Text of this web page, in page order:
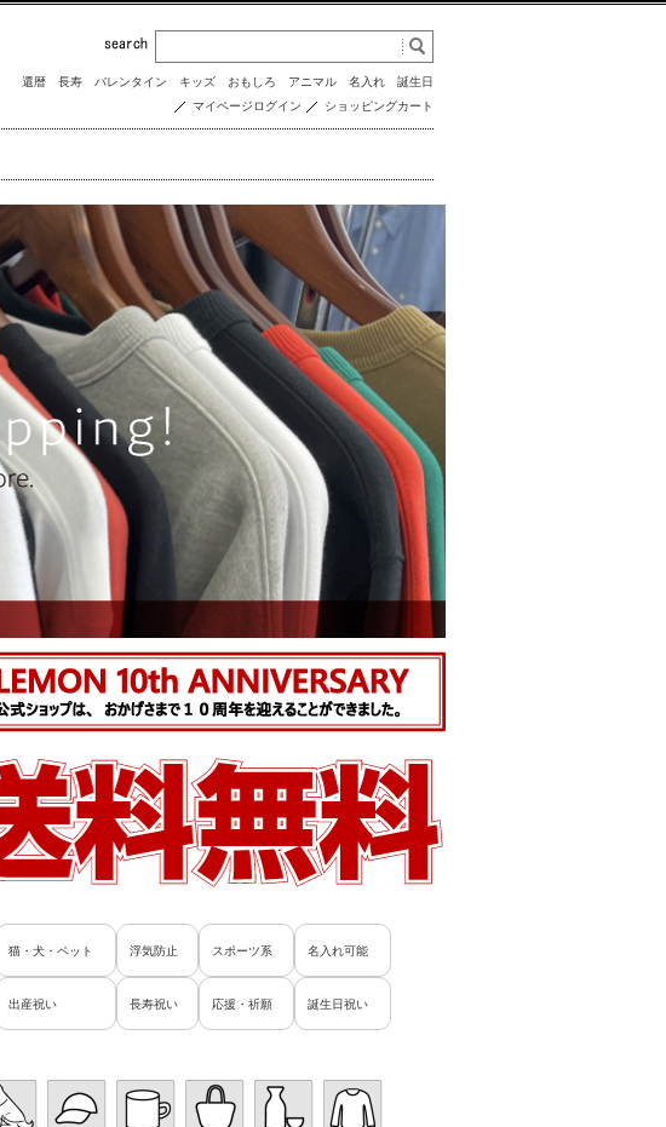
還暦 長寿 バレンタイン キッズ おもしろ アニマル 名入れ
誕生日
マイページログイン
ショッピングカート
猫・犬・ペット 浮気防止 スポーツ系 名入れ可能
出産祝い 長寿祝い 応援・祈願 誕生日祝い